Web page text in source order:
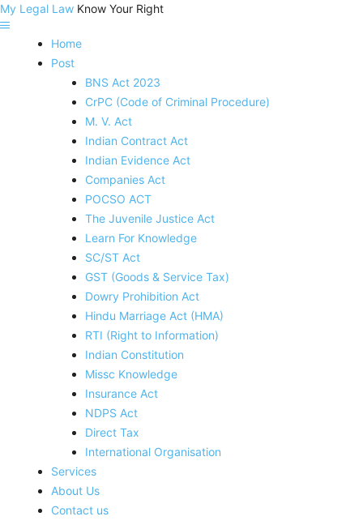
My Legal Law Know Your Right
Home
Post
BNS Act 2023
CrPC (Code of Criminal Procedure)
M. V. Act
Indian Contract Act
Indian Evidence Act
Companies Act
POCSO ACT
The Juvenile Justice Act
Learn For Knowledge
SC/ST Act
GST (Goods & Service Tax)
Dowry Prohibition Act
Hindu Marriage Act (HMA)
RTI (Right to Information)
Indian Constitution
Missc Knowledge
Insurance Act
NDPS Act
Direct Tax
International Organisation
Services
About Us
Contact us